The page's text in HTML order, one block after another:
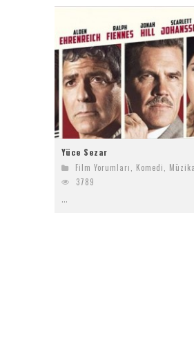
Yüce Sezar
Film Yorumları, Komedi,
3789
...